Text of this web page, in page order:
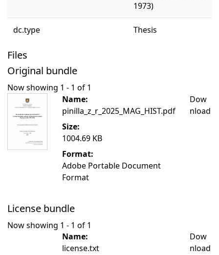
1973)
dc.type Thesis
Files
Original bundle
Now showing 1 - 1 of 1
Name:
pinilla_z_r_2025_MAG_HIST.pdf
Size:
1004.69 KB
Format:
Adobe Portable Document
Format
Dow
nload
License bundle
Now showing 1 - 1 of 1
Name:
license.txt
Dow
nload